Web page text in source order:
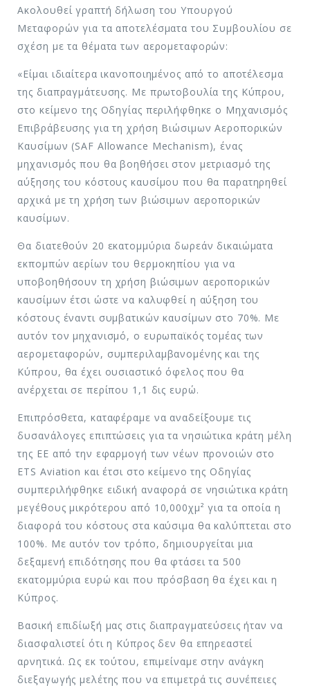
Ακολουθεί γραπτή δήλωση του Υπουργού
Μεταφορών για τα αποτελέσματα του Συμβουλίου σε
σχέση με τα θέματα των αερομεταφορών:
«Είμαι ιδιαίτερα ικανοποιημένος από το αποτέλεσμα
της διαπραγμάτευσης. Με πρωτοβουλία της Κύπρου,
στο κείμενο της Οδηγίας περιλήφθηκε ο Μηχανισμός
Επιβράβευσης για τη χρήση Βιώσιμων Αεροπορικών
Καυσίμων (SAF Allowance Mechanism), ένας
μηχανισμός που θα βοηθήσει στον μετριασμό της
αύξησης του κόστους καυσίμου που θα παρατηρηθεί
αρχικά με τη χρήση των βιώσιμων αεροπορικών
καυσίμων.
Θα διατεθούν 20 εκατομμύρια δωρεάν δικαιώματα
εκπομπών αερίων του θερμοκηπίου για να
υποβοηθήσουν τη χρήση βιώσιμων αεροπορικών
καυσίμων έτσι ώστε να καλυφθεί η αύξηση του
κόστους έναντι συμβατικών καυσίμων στο 70%. Με
αυτόν τον μηχανισμό, ο ευρωπαϊκός τομέας των
αερομεταφορών, συμπεριλαμβανομένης και της
Κύπρου, θα έχει ουσιαστικό όφελος που θα
ανέρχεται σε περίπου 1,1 δις ευρώ.
Επιπρόσθετα, καταφέραμε να αναδείξουμε τις
δυσανάλογες επιπτώσεις για τα νησιώτικα κράτη μέλη
της ΕΕ από την εφαρμογή των νέων προνοιών στο
ETS Aviation και έτσι στο κείμενο της Οδηγίας
συμπεριλήφθηκε ειδική αναφορά σε νησιώτικα κράτη
μεγέθους μικρότερου από 10,000χμ² για τα οποία η
διαφορά του κόστους στα καύσιμα θα καλύπτεται στο
100%. Με αυτόν τον τρόπο, δημιουργείται μια
δεξαμενή επιδότησης που θα φτάσει τα 500
εκατομμύρια ευρώ και που πρόσβαση θα έχει και η
Κύπρος.
Βασική επιδίωξή μας στις διαπραγματεύσεις ήταν να
διασφαλιστεί ότι η Κύπρος δεν θα επηρεαστεί
αρνητικά. Ως εκ τούτου, επιμείναμε στην ανάγκη
διεξαγωγής μελέτης που να επιμετρά τις συνέπειες